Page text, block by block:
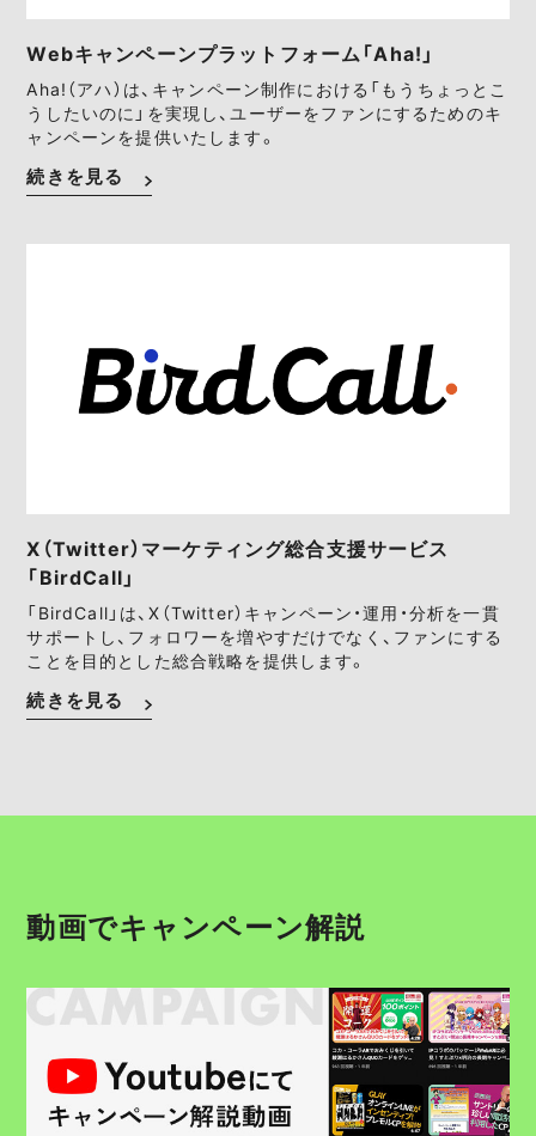
Webキャンペーンプラットフォーム「Aha!」
Aha!（アハ）は、キャンペーン制作における「もうちょっとこ
うしたいのに」を実現し、ユーザーをファンにするためのキ
ャンペーンを提供いたします。
続きを見る
X（Twitter）マーケティング総合支援サービス
「BirdCall」
「BirdCall」は、X（Twitter）キャンペーン・運用・分析を一貫
サポートし、フォロワーを増やすだけでなく、ファンにする
ことを目的とした総合戦略を提供します。
続きを見る
動画でキャンペーン解説